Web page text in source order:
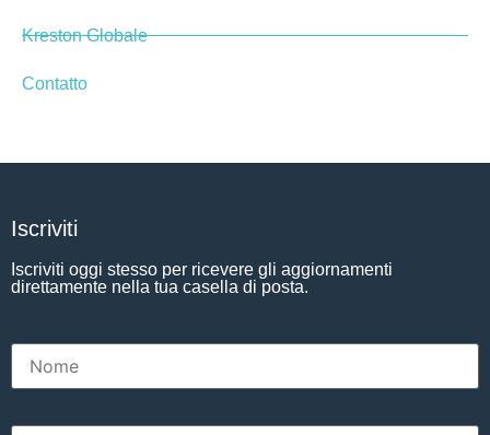
Kreston Globale
Contatto
Iscriviti
Iscriviti oggi stesso per ricevere gli aggiornamenti
direttamente nella tua casella di posta.